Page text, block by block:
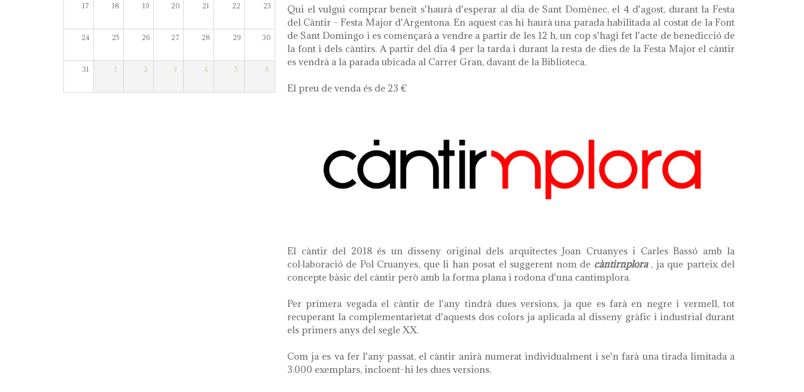
17 18 19 20 21 22 23
24 25 26 27 28 29 30
31 1 2 3 4 5 6
Qui el vulgui comprar beneït s'haurà d'esperar al dia de Sant Domènec, el 4 d'agost, durant la Festa
del Càntir - Festa Major d'Argentona. En aquest cas hi haurà una parada habilitada al costat de la Font
de Sant Domingo i es començarà a vendre a partir de les 12 h, un cop s'hagi fet l'acte de benedicció de
la font i dels càntirs. A partir del dia 4 per la tarda i durant la resta de dies de la Festa Major el càntir
es vendrà a la parada ubicada al Carrer Gran, davant de la Biblioteca.
El preu de venda és de 23 €
El càntir del 2018 és un disseny original dels arquitectes Joan Cruanyes i Carles Bassó amb la
col·laboració de Pol Cruanyes, que li han posat el suggerent nom de càntirnplora, ja que parteix del
concepte bàsic del càntir però amb la forma plana i rodona d'una cantimplora.
Per primera vegada el càntir de l'any tindrà dues versions, ja que es farà en negre i vermell, tot
recuperant la complementarietat d'aquests dos colors ja aplicada al disseny gràfic i industrial durant
els primers anys del segle XX.
Com ja es va fer l'any passat, el càntir anirà numerat individualment i se'n farà una tirada limitada a
3.000 exemplars, incloent-hi les dues versions.